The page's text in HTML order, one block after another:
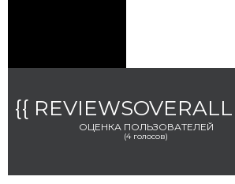
{{
ОЦЕНКА ПОЛЬЗОВАТЕЛЕЙ
(4голосов)